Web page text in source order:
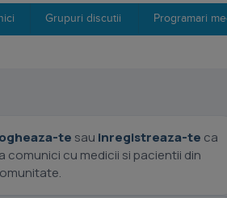
Grupuri discutii Programari
te sau inregistreaza-te ca
comunici cu medicii si pacientii din